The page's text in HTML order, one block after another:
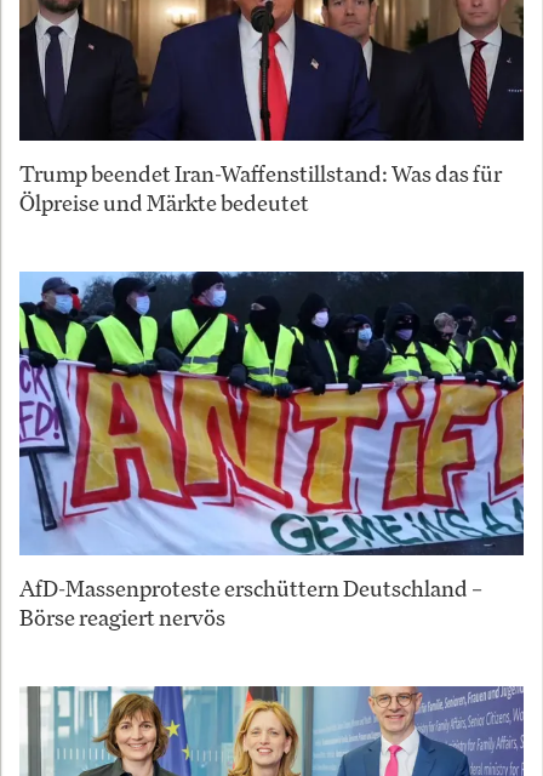
Trump beendet Iran-Waffenstillstand: Was das für
Ölpreise und Märkte bedeutet
AfD-Massenproteste erschüttern Deutschland –
Börse reagiert nervös